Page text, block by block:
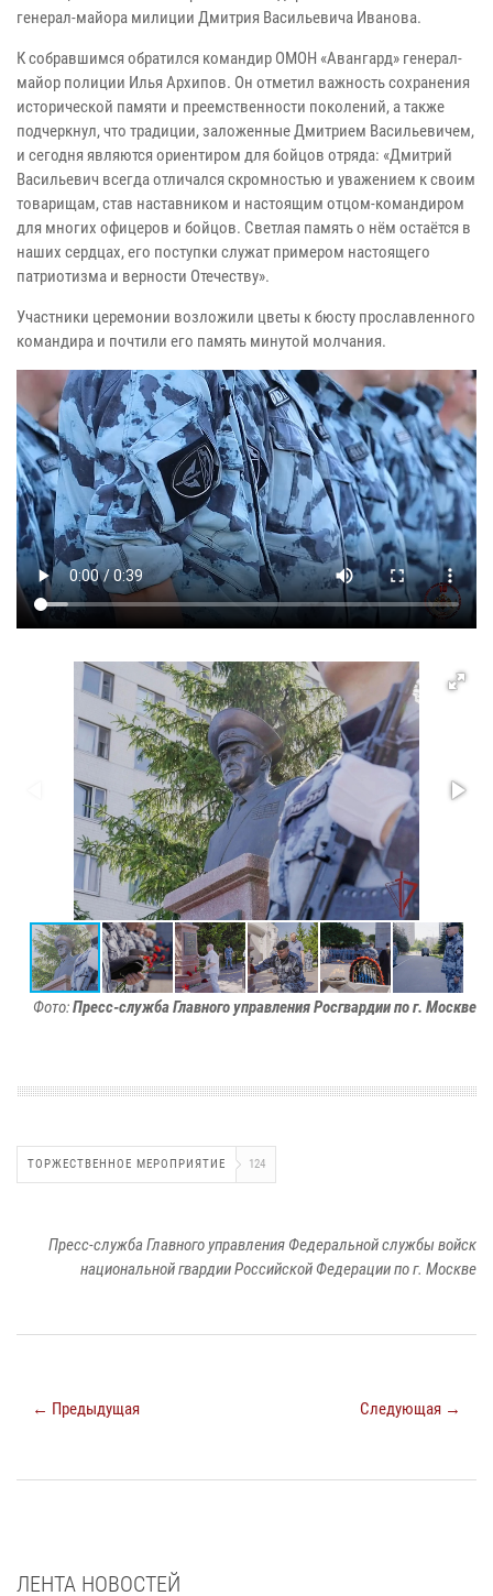
генерал-майора милиции Дмитрия Васильевича Иванова.
К собравшимся обратился командир ОМОН «Авангард» генерал-
майор полиции Илья Архипов. Он отметил важность сохранения
исторической памяти и преемственности поколений, а также
подчеркнул, что традиции, заложенные Дмитрием Васильевичем,
и сегодня являются ориентиром для бойцов отряда: «Дмитрий
Васильевич всегда отличался скромностью и уважением к своим
товарищам, став наставником и настоящим отцом-командиром
для многих офицеров и бойцов. Светлая память о нём остаётся в
наших сердцах, его поступки служат примером настоящего
патриотизма и верности Отечеству».
Участники церемонии возложили цветы к бюсту прославленного
командира и почтили его память минутой молчания.
Фото:Пресс-служба Главного управления Росгвардии по г. Москве
ТОРЖЕСТВЕННОЕ МЕРОПРИЯТИЕ 124
Пресс-служба Главного управления Федеральной службы войск
национальной гвардии Российской Федерации по г. Москве
← Предыдущая Следующая →
ЛЕНТА НОВОСТЕЙ